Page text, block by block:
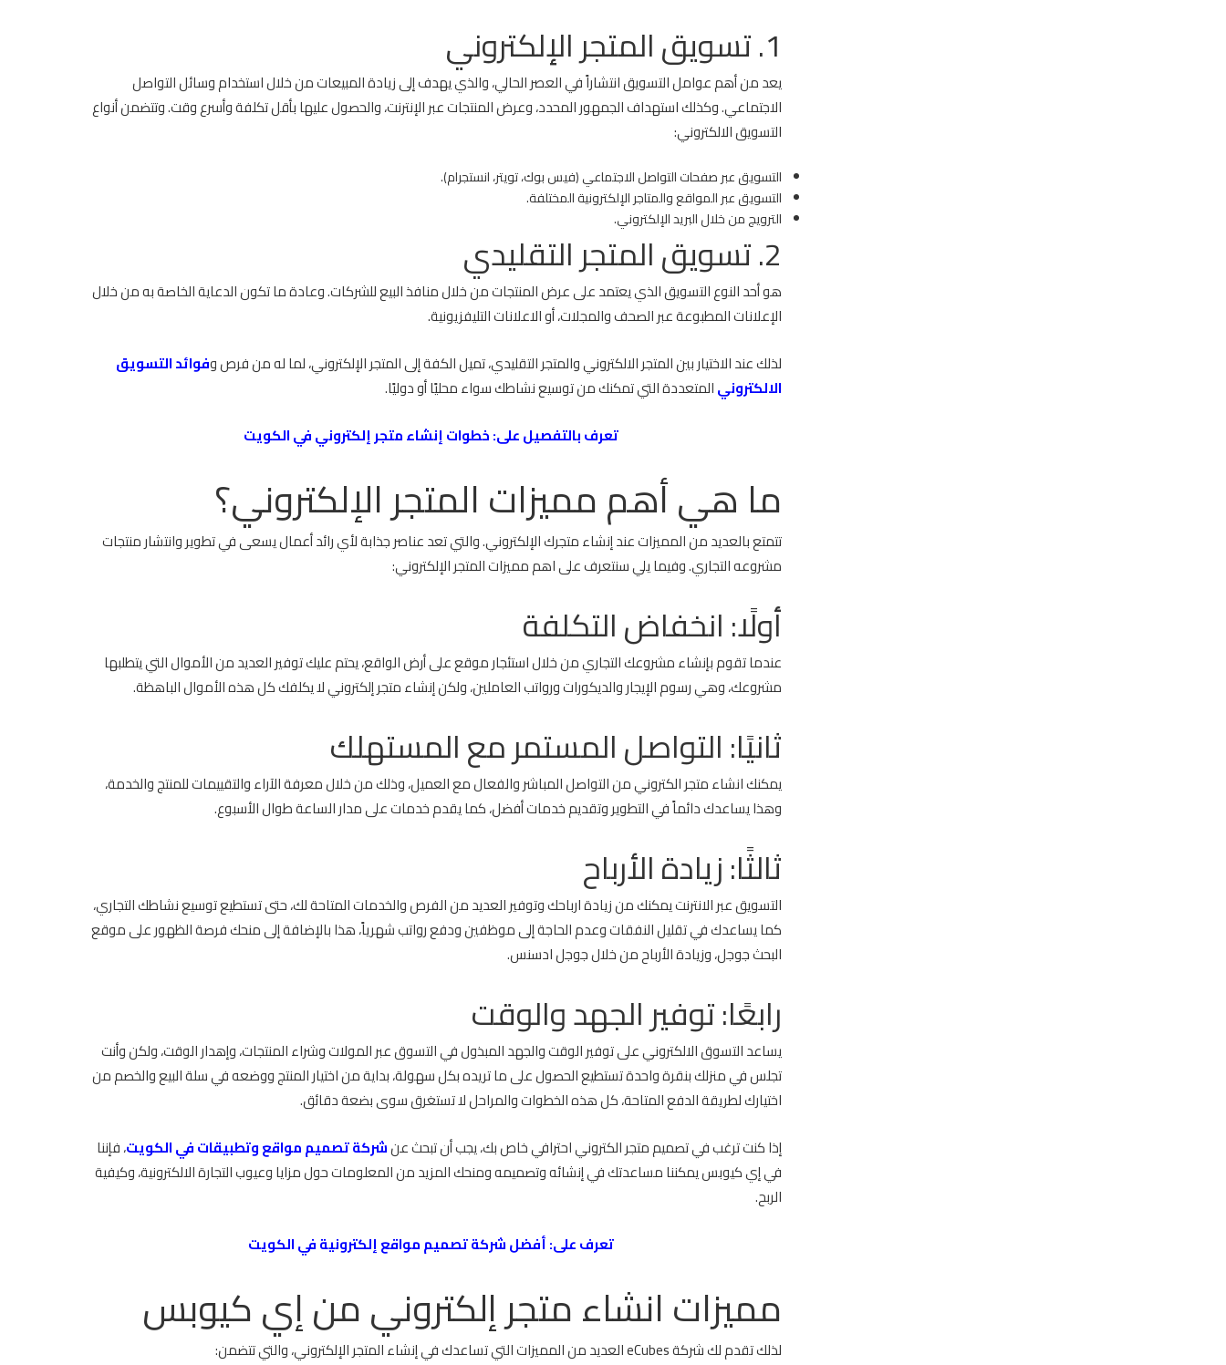
1. تسويق المتجر الإلكتروني
يعد من أهم عوامل التسويق انتشاراً في العصر الحالي، والذي يهدف إلى زيادة المبيعات من خلال استخدام وسائل التواصل
الاجتماعي. وكذلك استهداف الجمهور المحدد، وعرض المنتجات عبر الإنترنت، والحصول عليها بأقل تكلفة وأسرع وقت. وتتضمن أنواع
التسويق الالكتروني:
التسويق عبر صفحات التواصل الاجتماعي (فيس بوك، تويتر، انستجرام).
التسويق عبر المواقع والمتاجر الإلكترونية المختلفة.
الترويج من خلال البريد الإلكتروني.
2. تسويق المتجر التقليدي
هو أحد النوع التسويق الذي يعتمد على عرض المنتجات من خلال منافذ البيع للشركات. وعادة ما تكون الدعاية الخاصة به من خلال
الإعلانات المطبوعة عبر الصحف والمجلات، أو الاعلانات التليفزيونية.
لذلك عند الاختيار بين المتجر الالكتروني والمتجر التقليدي، تميل الكفة إلى المتجر الإلكتروني، لما له من فرص وفوائد التسويق
الالكترونيالمتعددة التي تمكنك من توسيع نشاطك سواء محليًا أو دوليًا.
تعرف بالتفصيل على:خطوات إنشاء متجر إلكتروني في الكويت
ما هي أهم مميزات المتجر الإلكتروني؟
تتمتع بالعديد من المميزات عند إنشاء متجرك الإلكتروني. والتي تعد عناصر جذابة لأي رائد أعمال يسعى في تطوير وانتشار منتجات
مشروعه التجاري. وفيما يلي سنتعرف على اهم مميزات المتجر الإلكتروني:
أولًا: انخفاض التكلفة
عندما تقوم بإنشاء مشروعك التجاري من خلال استئجار موقع على أرض الواقع، يحتم عليك توفير العديد من الأموال التي يتطلبها
مشروعك، وهي رسوم الإيجار والديكورات ورواتب العاملين، ولكن إنشاء متجر إلكتروني لا يكلفك كل هذه الأموال الباهظة.
ثانيًا: التواصل المستمر مع المستهلك
يمكنك انشاء متجر الكتروني من التواصل المباشر والفعال مع العميل، وذلك من خلال معرفة الآراء والتقييمات للمنتج والخدمة،
وهذا يساعدك دائماً في التطوير وتقديم خدمات أفضل، كما يقدم خدمات على مدار الساعة طوال الأسبوع.
ثالثًا: زيادة الأرباح
التسويق عبر الانترنت يمكنك من زيادة ارباحك وتوفير العديد من الفرص والخدمات المتاحة لك، حتى تستطيع توسيع نشاطك التجاري،
كما يساعدك في تقليل النفقات وعدم الحاجة إلى موظفين ودفع رواتب شهرياً، هذا بالإضافة إلى منحك فرصة الظهور على موقع
البحث جوجل، وزيادة الأرباح من خلال جوجل ادسنس.
رابعًا: توفير الجهد والوقت
يساعد التسوق الالكتروني على توفير الوقت والجهد المبذول في التسوق عبر المولات وشراء المنتجات، وإهدار الوقت، ولكن وأنت
تجلس في منزلك بنقرة واحدة تستطيع الحصول على ما تريده بكل سهولة، بداية من اختيار المنتج ووضعه في سلة البيع والخصم من
اختيارك لطريقة الدفع المتاحة، كل هذه الخطوات والمراحل لا تستغرق سوى بضعة دقائق.
إذا كنت ترغب في تصميم متجر الكتروني احترافي خاص بك، يجب أن تبحث عنشركة تصميم مواقع وتطبيقات في الكويت، فإننا
في إي كيوبسيمكننا مساعدتك في إنشائه وتصميمه ومنحك المزيد من المعلومات حول مزايا وعيوب التجارة الالكترونية، وكيفية
الربح.
تعرف على:أفضل شركة تصميم مواقع إلكترونية في الكويت
مميزات انشاء متجر إلكتروني من إي كيوبس
لذلك تقدم لك شركة eCubes العديد من المميزات التي تساعدك في إنشاء المتجر الإلكتروني، والتي تتضمن: